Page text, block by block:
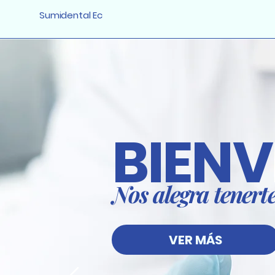
Sumidental Ec
Nos alegra
VER MÁS